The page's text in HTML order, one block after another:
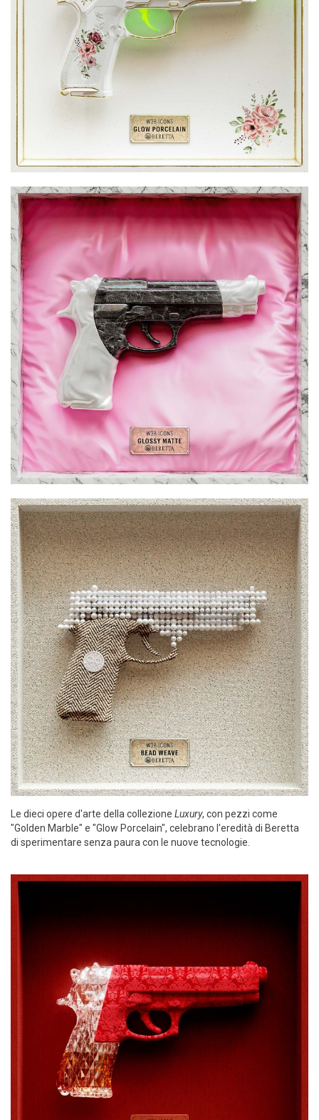
Le dieci opere d'arte della collezione Luxury, con pezzi come
"Golden Marble" e "Glow Porcelain", celebrano l'eredità di Beretta
di sperimentare senza paura con le nuove tecnologie.